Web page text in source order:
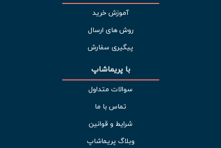
آموزش خرید
روش های ارسال
پیگیری سفارش
با پریماشاپ
سوالات متداول
تماس با ما
شرایط و قوانین
وبلاگ پریماشاپ